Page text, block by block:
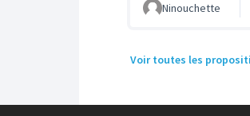
Ninouchette
Voir toutes les